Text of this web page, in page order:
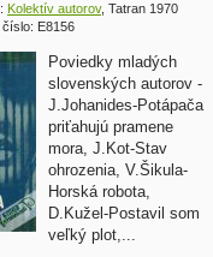
: Kolektív autorov, Tatran 1970
číslo: E8156
Poviedky mladých
slovenských autorov -
J.Johanides-Potápača
priťahujú pramene
mora, J.Kot-Stav
ohrozenia, V.Šikula-
Horská robota,
D.Kužel-Postavil som
veľký plot,...